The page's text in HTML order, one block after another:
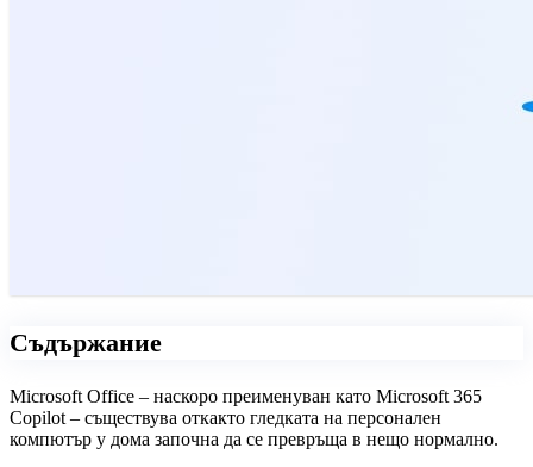
Съдържание
Microsoft Office – наскоро преименуван като Microsoft 365
Copilot – съществува откакто гледката на персонален
компютър у дома започна да се превръща в нещо нормално.